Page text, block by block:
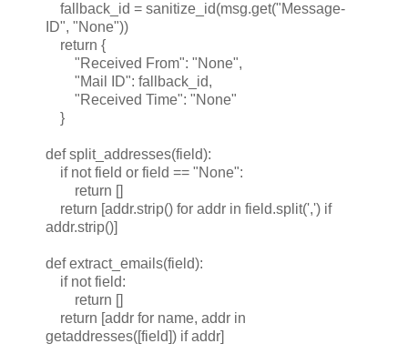
fallback_id = sanitize_id(msg.get("Message-
ID", "None"))
return {
"Received From": "None",
"Mail ID": fallback_id,
"Received Time": "None"
}
def split_addresses(field):
if not field or field == "None":
return []
return [addr.strip() for addr in field.split(',') if
addr.strip()]
def extract_emails(field):
if not field:
return []
return [addr for name, addr in
getaddresses([field]) if addr]